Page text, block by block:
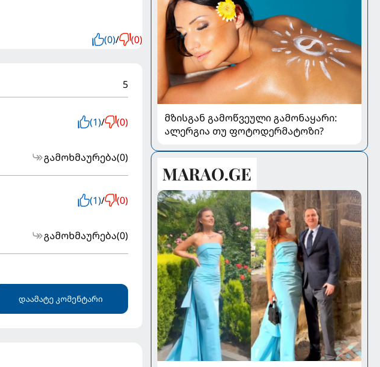
(0)/ (0)
5
(1)/ (0)
გამოხმაურება(0)
(1)/ (0)
გამოხმაურება(0)
დაამატე კომენტარი
მზისგან გამოწვეული გამონაყარი:
ალერგია თუ ფოტოდერმატოზი?